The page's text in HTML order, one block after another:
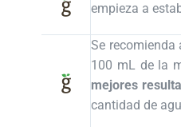
empieza a
Se recomienda
100 mL de la
mejores
cantidad de